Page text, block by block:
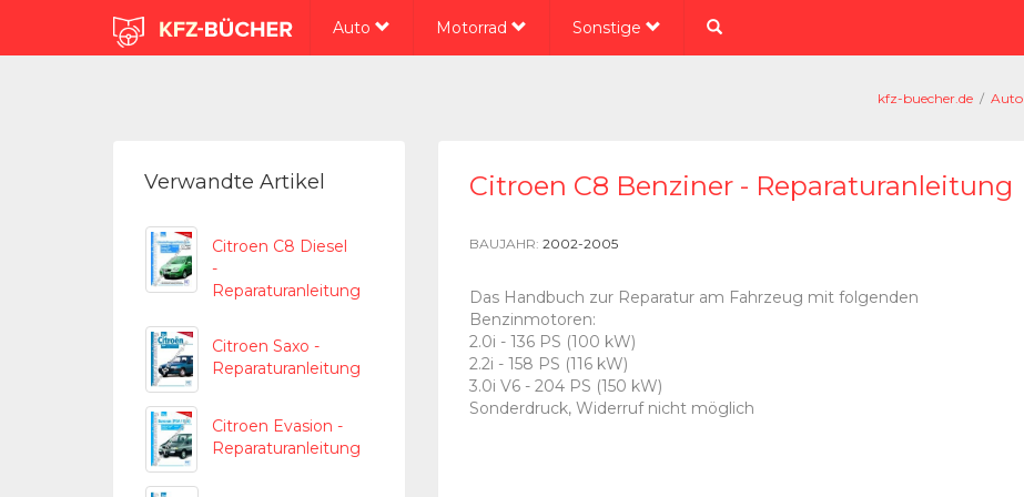
Auto Motorrad Sonstige
kfz-buecher.de / Auto
Verwandte Artikel
Citroen C8 Diesel
-
Reparaturanleitung
Citroen Saxo -
Reparaturanleitung
Citroen Evasion -
Reparaturanleitung
Citroen C8 Benziner - Reparaturanleitung
BAUJAHR: 2002-2005
Das Handbuch zur Reparatur am Fahrzeug mit folgenden
Benzinmotoren:
2.0i - 136 PS (100 kW)
2.2i - 158 PS (116 kW)
3.0i V6 - 204 PS (150 kW)
Sonderdruck, Widerruf nicht möglich